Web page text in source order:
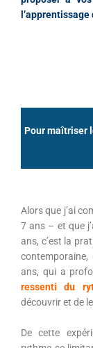
Pour maîtriser
Alors que j’ai
7 ans – et que
ans, c’est la
ans, qui a
ressenti du
découvrir et de
De cette